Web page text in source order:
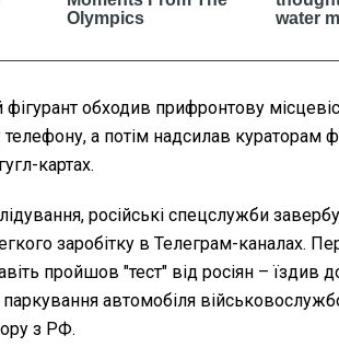
обходив прифронтову
а потім надсилав кураторам
картах.
російські спецслужби
заробітку в Телеграм-каналах.
пройшов "тест" від росіян – їздив
автомобіля
з РФ.